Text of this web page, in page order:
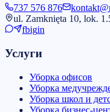
737 576 876
ul. Zamknięta 10, lok.
fbigin
Услуги
Уборка офисов
Уборка
Уборка школ и
Уборка бизнес-